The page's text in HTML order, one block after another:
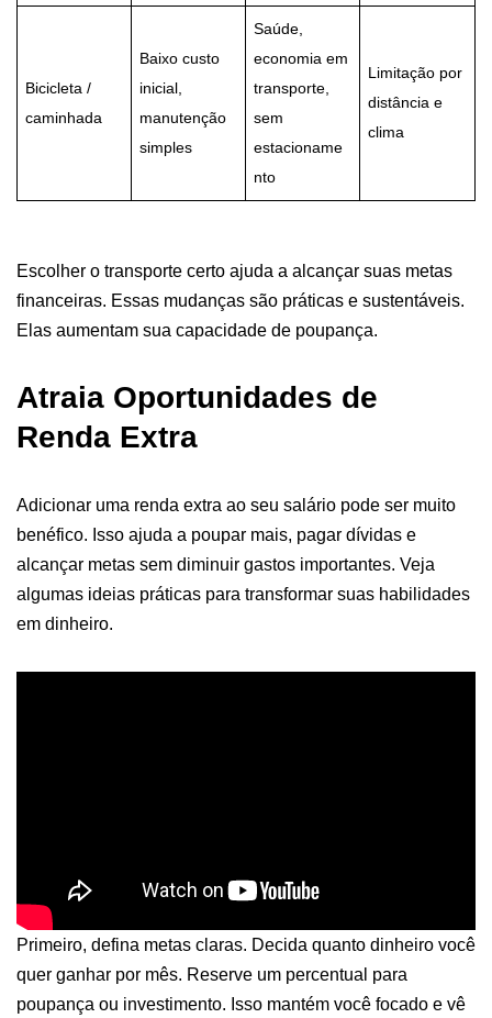
Bicicleta /
caminhada
Baixo custo
inicial,
manutenção
simples
Saúde,
economia em
transporte,
sem
estacioname
nto
Limitação por
distância e
clima
Escolher o transporte certo ajuda a alcançar suas metas
financeiras. Essas mudanças são práticas e sustentáveis.
Elas aumentam sua capacidade de poupança.
Atraia Oportunidades de
Renda Extra
Adicionar uma renda extra ao seu salário pode ser muito
benéfico. Isso ajuda a poupar mais, pagar dívidas e
alcançar metas sem diminuir gastos importantes. Veja
algumas ideias práticas para transformar suas habilidades
em dinheiro.
Primeiro, defina metas claras. Decida quanto dinheiro você
quer ganhar por mês. Reserve um percentual para
poupança ou investimento. Isso mantém você focado e vê